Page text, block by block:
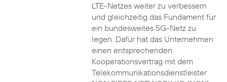
LTE-Netzes weiter zu verbessern
und gleichzeitig das Fundament für
ein bundesweites 5G-Netz zu
legen. Dafür hat das Unternehmen
einen entsprechenden
Kooperationsvertrag mit dem
Telekommunikationsdienstleister